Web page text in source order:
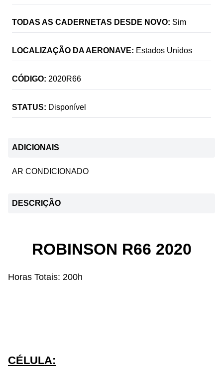
TODAS AS CADERNETAS DESDE NOVO: Sim
LOCALIZAÇÃO DA AERONAVE: Estados Unidos
CÓDIGO: 2020R66
STATUS: Disponível
ADICIONAIS
AR CONDICIONADO
DESCRIÇÃO
ROBINSON R66 2020
Horas Totais: 200h
CÉLULA: